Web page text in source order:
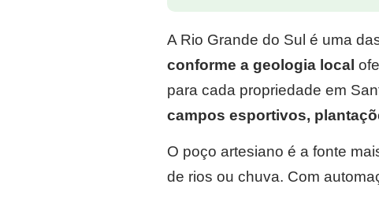
A Rio Grande do Sul é uma
conforme a geologia local
para cada propriedade em
campos esportivos,
O poço artesiano é a fonte
de rios ou chuva. Com